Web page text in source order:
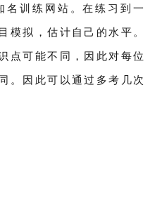
训练网站。在练习到一
模拟，估计自己的水平。
点可能不同，因此对每位
。因此可以通过多考几次